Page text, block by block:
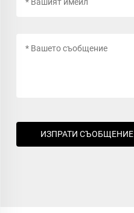
ИЗПРАТИ СЪОБЩЕНИЕ